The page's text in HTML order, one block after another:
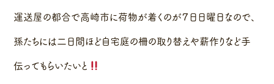
運送屋の都合で高崎市に荷物が着くのが７日日曜日なので、
孫たちには二日間ほど自宅庭の柵の取り替えや薪作りなど手
伝ってもらいたいと